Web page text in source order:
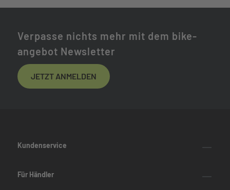
Verpasse nichts mehr mit dem bike-
angebot Newsletter
JETZT ANMELDEN
Kundenservice
Für Händler